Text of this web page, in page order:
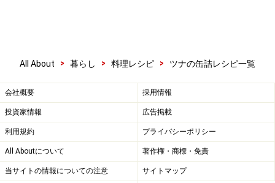
All About > 暮らし > 料理レシピ > ツナの缶詰レシピ一覧
会社概要 採用情報
投資家情報 広告掲載
利用規約 プライバシーポリシー
All Aboutについて 著作権・商標・免責
当サイトの情報についての注意 サイトマップ